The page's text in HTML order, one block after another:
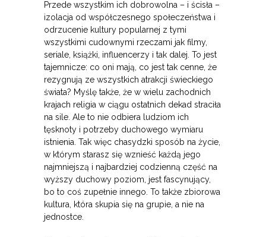
Przede wszystkim ich dobrowolna – i ścisła –
izolacja od współczesnego społeczeństwa i
odrzucenie kultury popularnej z tymi
wszystkimi cudownymi rzeczami jak filmy,
seriale, książki, influencerzy i tak dalej. To jest
tajemnicze: co oni mają, co jest tak cenne, że
rezygnują ze wszystkich atrakcji świeckiego
świata? Myślę także, że w wielu zachodnich
krajach religia w ciągu ostatnich dekad straciła
na sile. Ale to nie odbiera ludziom ich
tęsknoty i potrzeby duchowego wymiaru
istnienia. Tak więc chasydzki sposób na życie,
w którym starasz się wznieść każdą jego
najmniejszą i najbardziej codzienną część na
wyższy duchowy poziom, jest fascynujący,
bo to coś zupełnie innego. To także zbiorowa
kultura, która skupia się na grupie, a nie na
jednostce.